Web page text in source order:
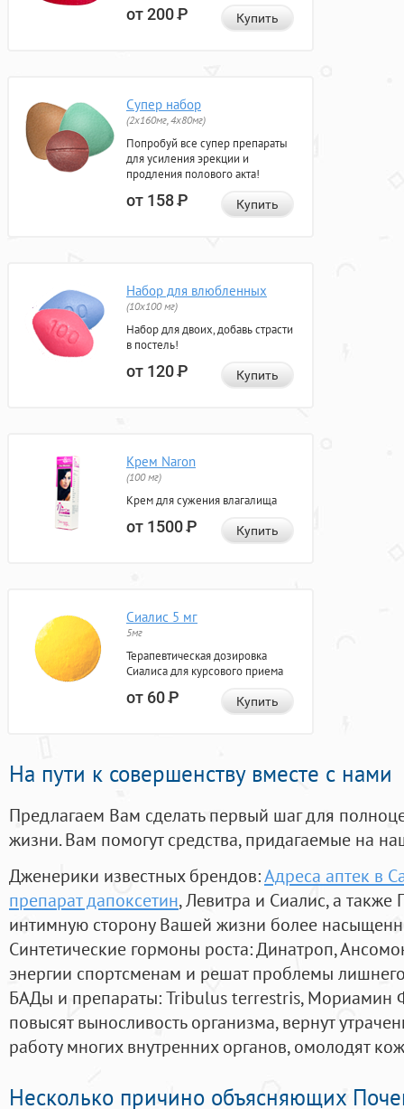
от 200Р Купить
Супер набор
(2х160мг, 4х80мг)
Попробуй все супер препараты
для усиления эрекции и
продления полового акта!
от 158Р Купить
Набор для влюбленных
(10х100 мг)
Набор для двоих, добавь страсти
в постель!
от 120Р Купить
Крем Naron
(100 мг)
Крем для сужения влагалища
от 1500Р Купить
Сиалис 5 мг
5мг
Терапевтическая дозировка
Сиалиса для курсового приема
от 60Р Купить
На пути к совершенству вместе с нами
Предлагаем Вам сделать первый шаг для
жизни. Вам помогут средства, придагаемые на
Дженерики известных брендов:Адреса аптек в
препарат дапоксетин, Левитра и Сиалис, а также
интимную сторону Вашей жизни более
Синтетические гормоны роста: Динатроп,
энергии спортсменам и решат проблемы
БАДы и препараты:Tribulus terrestris, Мориамин
повысят выносливость организма, вернут
работу многих внутренних органов, омолодят
Несколько причино объясняющих